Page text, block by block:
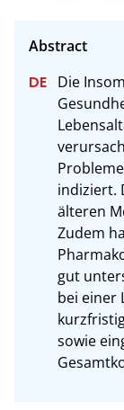
Die
indiziert.
älteren
Zudem
gut
bei einer
sowie